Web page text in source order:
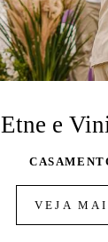
Etne e
VEJA